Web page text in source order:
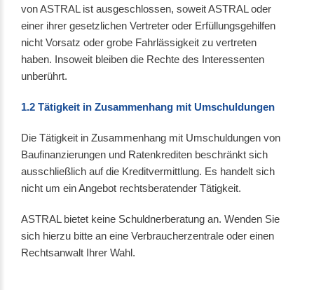
von ASTRAL ist ausgeschlossen, soweit ASTRAL oder
einer ihrer gesetzlichen Vertreter oder Erfüllungsgehilfen
nicht Vorsatz oder grobe Fahrlässigkeit zu vertreten
haben. Insoweit bleiben die Rechte des Interessenten
unberührt.
1.2 Tätigkeit in Zusammenhang mit Umschuldungen
Die Tätigkeit in Zusammenhang mit Umschuldungen von
Baufinanzierungen und Ratenkrediten beschränkt sich
ausschließlich auf die Kreditvermittlung. Es handelt sich
nicht um ein Angebot rechtsberatender Tätigkeit.
ASTRAL bietet keine Schuldnerberatung an. Wenden Sie
sich hierzu bitte an eine Verbraucherzentrale oder einen
Rechtsanwalt Ihrer Wahl.